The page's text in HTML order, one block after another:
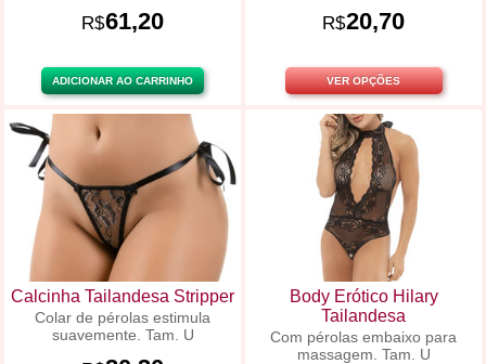
R$61,20
ADICIONAR AO CARRINHO
R$20,70
VER OPÇÕES
Calcinha Tailandesa Stripper
Colar de pérolas estimula
suavemente. Tam. U
Body Erótico Hilary
Tailandesa
Com pérolas embaixo para
massagem. Tam. U